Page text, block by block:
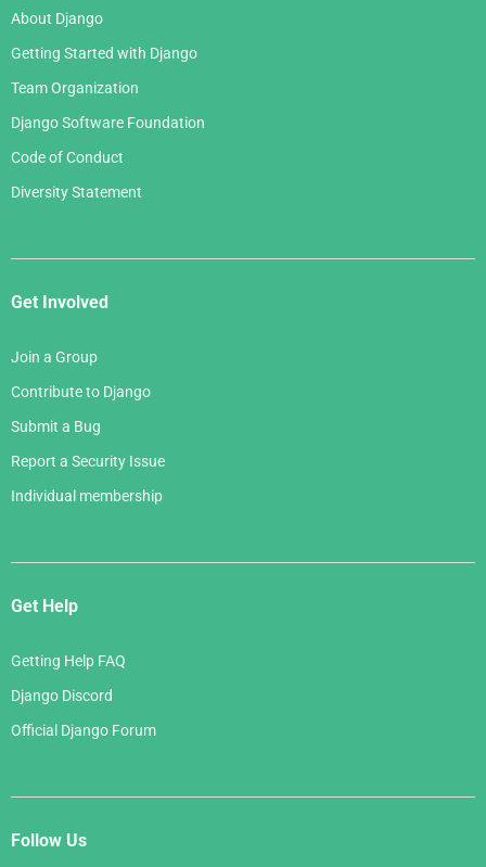
About Django
Getting Started with Django
Team Organization
Django Software Foundation
Code of Conduct
Diversity Statement
Get Involved
Join a Group
Contribute to Django
Submit a Bug
Report a Security Issue
Individual membership
Get Help
Getting Help FAQ
Django Discord
Official Django Forum
Follow Us